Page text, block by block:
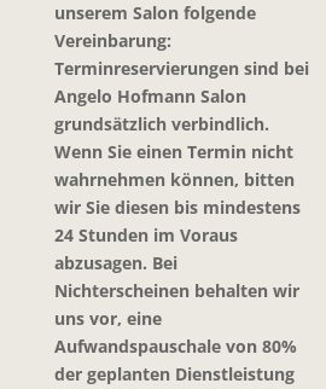
unserem Salon folgende
Vereinbarung:
Terminreservierungen sind bei
Angelo Hofmann Salon
grundsätzlich verbindlich.
Wenn Sie einen Termin nicht
wahrnehmen können, bitten
wir Sie diesen bis mindestens
24 Stunden im Voraus
abzusagen. Bei
Nichterscheinen behalten wir
uns vor, eine
Aufwandspauschale von 80%
der geplanten Dienstleistung